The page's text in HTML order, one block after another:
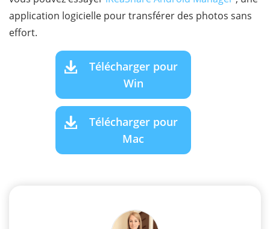
application logicielle pour transférer des photos sans
effort.
Télécharger pour
Win
Télécharger pour
Mac